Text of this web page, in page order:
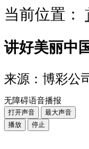
当前位置：
讲好美丽中
来源：博彩公
无障碍语音播报
打开声音
最大声音
播放
停止